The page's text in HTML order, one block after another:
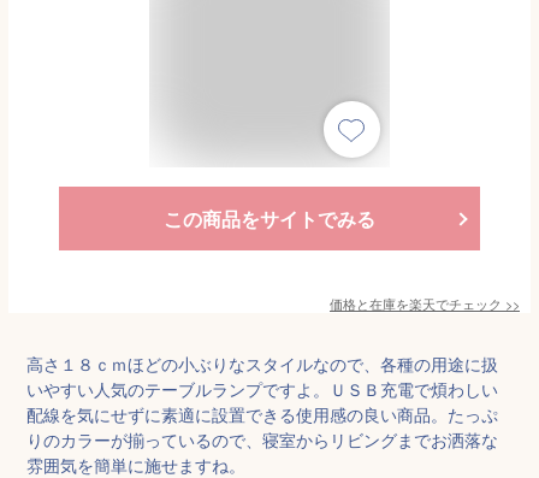
この商品をサイトでみる
価格と在庫を楽天でチェック >>
高さ１８ｃｍほどの小ぶりなスタイルなので、各種の用途に扱
いやすい人気のテーブルランプですよ。ＵＳＢ充電で煩わしい
配線を気にせずに素適に設置できる使用感の良い商品。たっぷ
りのカラーが揃っているので、寝室からリビングまでお洒落な
雰囲気を簡単に施せますね。